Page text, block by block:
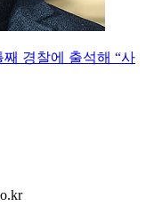
경찰에 출석해 “사